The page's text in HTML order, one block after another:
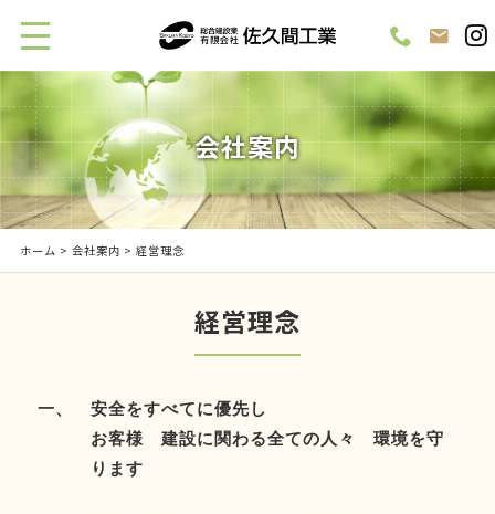
会社案内
ホーム > 会社案内 > 経営理念
経営理念
安全をすべてに優先し
お客様 建設に関わる全ての人々 環境を守
ります